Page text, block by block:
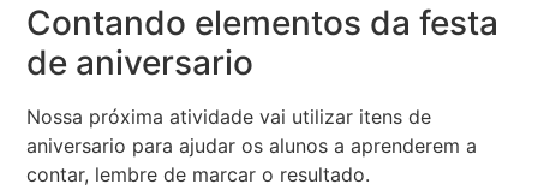
Contando elementos da festa
de aniversario
Nossa próxima atividade vai utilizar itens de
aniversario para ajudar os alunos a aprenderem a
contar, lembre de marcar o resultado.